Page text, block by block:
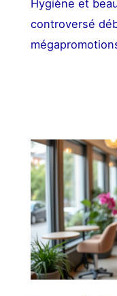
Hygiène et
controversé